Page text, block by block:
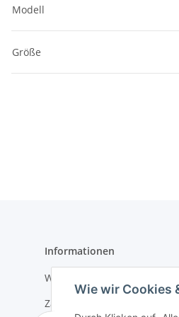
Wie wir Cookies
Modell
Größe
Informationen
Wir über uns
Zahlungsmöglichkeiten